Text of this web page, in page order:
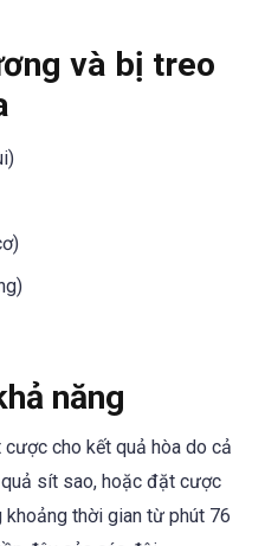
và bị treo
năng
cho kết quả hòa do cả
sít sao, hoặc đặt cược
thời gian từ phút 76